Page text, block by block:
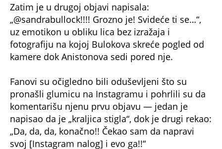
Zatim je u drugoj objavi napisala:
„@sandrabullock!!!! Grozno je! Svideće ti se…“,
uz emotikon u obliku lica bez izražaja i
fotografiju na kojoj Bulokova skreće pogled od
kamere dok Anistonova sedi pored nje.
Fanovi su očigledno bili oduševljeni što su
pronašli glumicu na Instagramu i pohrlili su da
komentarišu njenu prvu objavu — jedan je
napisao da je „kraljica stigla“, dok je drugi rekao:
„Da, da, da, konačno!! Čekao sam da napravi
svoj [Instagram nalog] i evo ga!!“